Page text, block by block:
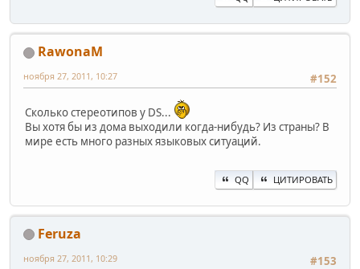
RawonaM
#152
ноября 27, 2011, 10:27
Сколько стереотипов у DS...
Вы хотя бы из дома выходили когда-нибудь? Из страны? В
мире есть много разных языковых ситуаций.
QQ ЦИТИРОВАТЬ
Feruza
#153
ноября 27, 2011, 10:29